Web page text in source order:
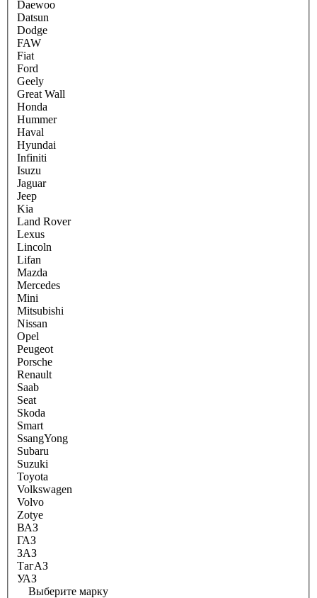
Daewoo
Datsun
Dodge
FAW
Fiat
Ford
Geely
Great Wall
Honda
Hummer
Haval
Hyundai
Infiniti
Isuzu
Jaguar
Jeep
Kia
Land Rover
Lexus
Lincoln
Lifan
Mazda
Mercedes
Mini
Mitsubishi
Nissan
Opel
Peugeot
Porsche
Renault
Saab
Seat
Skoda
Smart
SsangYong
Subaru
Suzuki
Toyota
Volkswagen
Volvo
Zotye
ВАЗ
ГАЗ
ЗАЗ
ТагАЗ
УАЗ
Выберите марку